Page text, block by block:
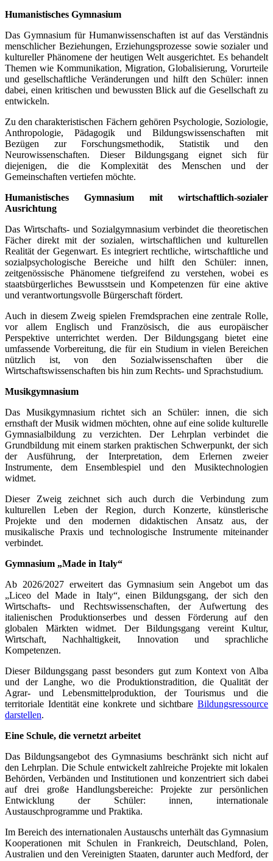
Humanistisches Gymnasium
Das Gymnasium für Humanwissenschaften ist auf das Verständnis
menschlicher Beziehungen, Erziehungsprozesse sowie sozialer und
kultureller Phänomene der heutigen Welt ausgerichtet. Es behandelt
Themen wie Kommunikation, Migration, Globalisierung, Vorurteile
und gesellschaftliche Veränderungen und hilft den Schüler: innen
dabei, einen kritischen und bewussten Blick auf die Gesellschaft zu
entwickeln.
Zu den charakteristischen Fächern gehören Psychologie, Soziologie,
Anthropologie, Pädagogik und Bildungswissenschaften mit
Bezügen zur Forschungsmethodik, Statistik und den
Neurowissenschaften. Dieser Bildungsgang eignet sich für
diejenigen, die die Komplexität des Menschen und der
Gemeinschaften vertiefen möchte.
Humanistisches Gymnasium mit wirtschaftlich-sozialer
Ausrichtung
Das Wirtschafts- und Sozialgymnasium verbindet die theoretischen
Fächer direkt mit der sozialen, wirtschaftlichen und kulturellen
Realität der Gegenwart. Es integriert rechtliche, wirtschaftliche und
sozialpsychologische Bereiche und hilft den Schüler: innen,
zeitgenössische Phänomene tiefgreifend zu verstehen, wobei es
staatsbürgerliches Bewusstsein und Kompetenzen für eine aktive
und verantwortungsvolle Bürgerschaft fördert.
Auch in diesem Zweig spielen Fremdsprachen eine zentrale Rolle,
vor allem Englisch und Französisch, die aus europäischer
Perspektive unterrichtet werden. Der Bildungsgang bietet eine
umfassende Vorbereitung, die für ein Studium in vielen Bereichen
nützlich ist, von den Sozialwissenschaften über die
Wirtschaftswissenschaften bis hin zum Rechts- und Sprachstudium.
Musikgymnasium
Das Musikgymnasium richtet sich an Schüler: innen, die sich
ernsthaft der Musik widmen möchten, ohne auf eine solide kulturelle
Gymnasialbildung zu verzichten. Der Lehrplan verbindet die
Grundbildung mit einem starken praktischen Schwerpunkt, der sich
der Ausführung, der Interpretation, dem Erlernen zweier
Instrumente, dem Ensemblespiel und den Musiktechnologien
widmet.
Dieser Zweig zeichnet sich auch durch die Verbindung zum
kulturellen Leben der Region, durch Konzerte, künstlerische
Projekte und den modernen didaktischen Ansatz aus, der
musikalische Praxis und technologische Instrumente miteinander
verbindet.
Gymnasium „Made in Italy“
Ab 2026/2027 erweitert das Gymnasium sein Angebot um das
„Liceo del Made in Italy“, einen Bildungsgang, der sich den
Wirtschafts- und Rechtswissenschaften, der Aufwertung des
italienischen Produktionserbes und dessen Förderung auf den
globalen Märkten widmet. Der Bildungsgang vereint Kultur,
Wirtschaft, Nachhaltigkeit, Innovation und sprachliche
Kompetenzen.
Dieser Bildungsgang passt besonders gut zum Kontext von Alba
und der Langhe, wo die Produktionstradition, die Qualität der
Agrar- und Lebensmittelproduktion, der Tourismus und die
territoriale Identität eine konkrete und sichtbare Bildungsressource
darstellen.
Eine Schule, die vernetzt arbeitet
Das Bildungsangebot des Gymnasiums beschränkt sich nicht auf
den Lehrplan. Die Schule entwickelt zahlreiche Projekte mit lokalen
Behörden, Verbänden und Institutionen und konzentriert sich dabei
auf drei große Handlungsbereiche: Projekte zur persönlichen
Entwicklung der Schüler: innen, internationale
Austauschprogramme und Praktika.
Im Bereich des internationalen Austauschs unterhält das Gymnasium
Kooperationen mit Schulen in Frankreich, Deutschland, Polen,
Australien und den Vereinigten Staaten, darunter auch Medford, der